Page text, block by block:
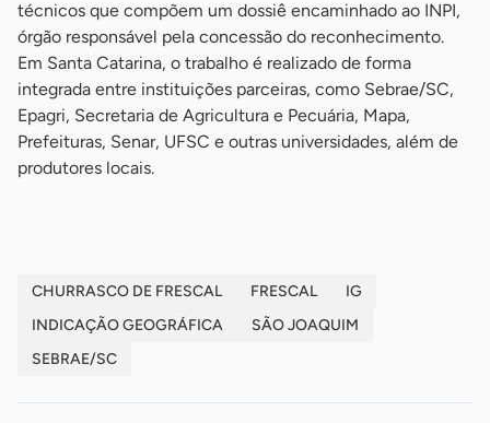
técnicos que compõem um dossiê encaminhado ao INPI,
órgão responsável pela concessão do reconhecimento.
Em Santa Catarina, o trabalho é realizado de forma
integrada entre instituições parceiras, como Sebrae/SC,
Epagri, Secretaria de Agricultura e Pecuária, Mapa,
Prefeituras, Senar, UFSC e outras universidades, além de
produtores locais.
CHURRASCO DE FRESCAL FRESCAL
IG
INDICAÇÃO GEOGRÁFICA
SÃO JOAQUIM
SEBRAE/SC